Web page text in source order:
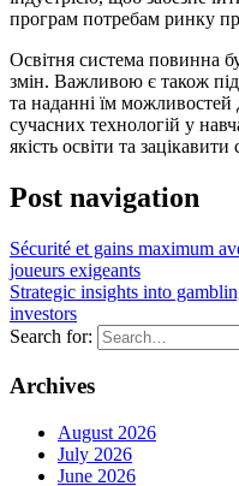
програм потребам ринку
Освітня система повинна
змін. Важливою є також
та наданні їм
сучасних технологій у
якість освіти та зацікавити
Post navigation
Sécurité et gains maximum
joueurs exigeants
Strategic insights into
investors
Search for:
Archives
August 2026
July 2026
June 2026